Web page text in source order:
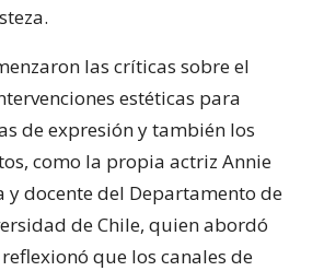
las críticas sobre el
estéticas para
de expresión y también los
como la propia actriz Annie
docente del Departamento de
de Chile, quien abordó
que los canales de